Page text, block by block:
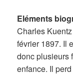
Eléments
Charles
février 1897. Il
donc plusieurs
enfance. Il